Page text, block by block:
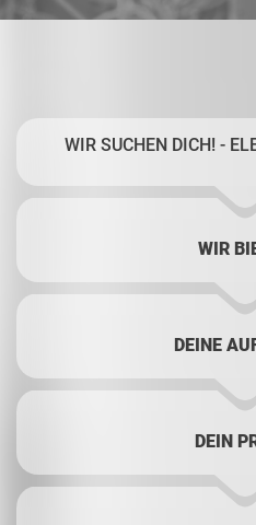
WIR SUCHEN DICH! -
WIR
DEINE
DEIN